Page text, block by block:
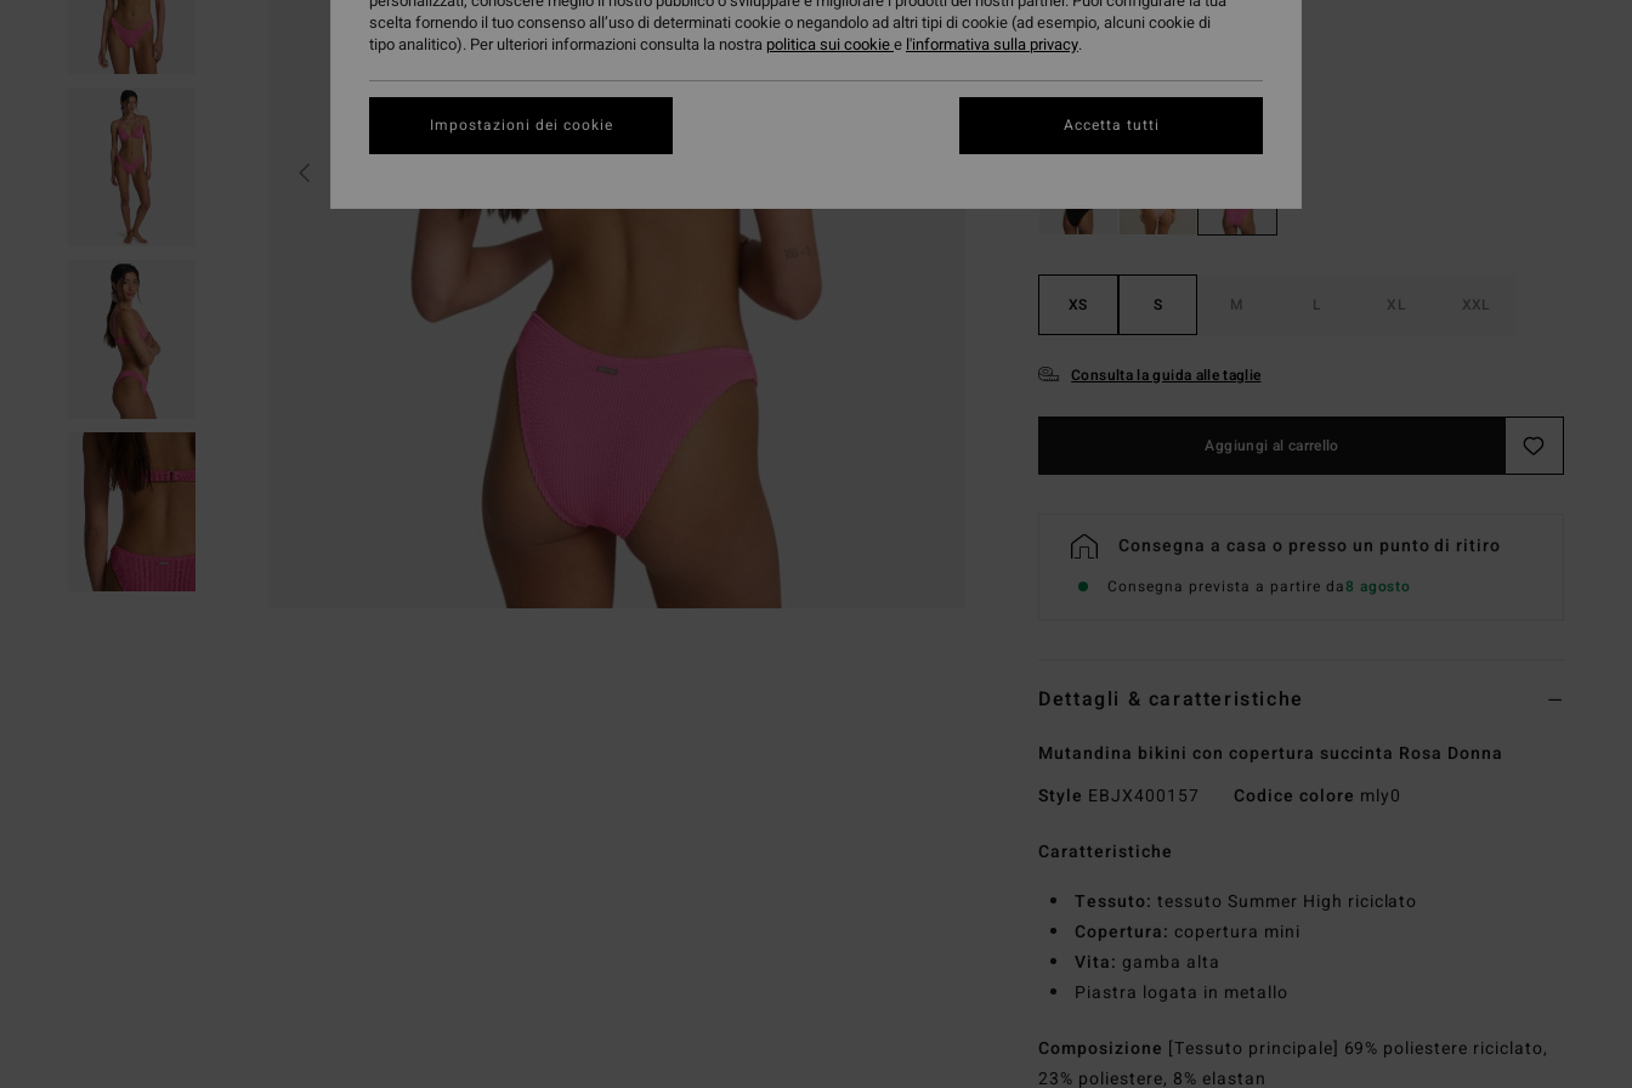
OFFERTE
ColoriGuava
XS S M L XL XXL
Consulta la guida alle taglie
Aggiungi al carrello
Consegna a casa o presso un punto di ritiro
Consegna prevista a partire da8 agosto
Dettagli & caratteristiche
Mutandina bikini con copertura succinta Rosa Donna
Style EBJX400157 Codice colore mly0
Caratteristiche
Tessuto:tessuto Summer High riciclato
Copertura: copertura mini
Vita: gamba alta
Piastra logata in metallo
Composizione [Tessuto principale] 69% poliestere riciclato,
23% poliestere, 8% elastan
scelta fornendo il tuo consenso all’uso di determinati cookie o negandolo ad altri tipi di cookie (ad esempio, alcuni cookie di
tipo analitico). Per ulteriori informazioni consulta la nostra politica sui cookiee l'informativa sulla privacy.
Impostazioni dei cookie Accetta tutti